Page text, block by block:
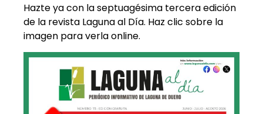
Hazte ya con la septuagésima tercera edición
de la revista Laguna al Día. Haz clic sobre la
imagen para verla online.